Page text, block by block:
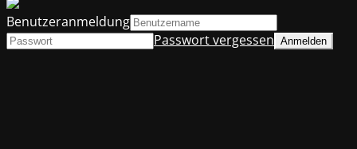
Benutzeranmeldung
Passwort vergessen